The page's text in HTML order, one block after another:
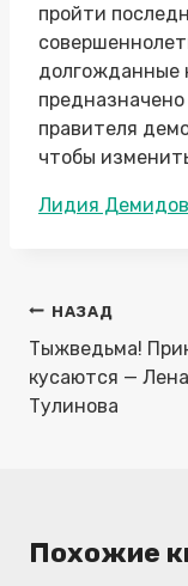
пройти
долгожданные
правителя
чтобы
Метки
Лидия
Навигация
по
записям
НАЗАД
Тыжведьма!
кусаются — Лена
Тулинова
Похожие